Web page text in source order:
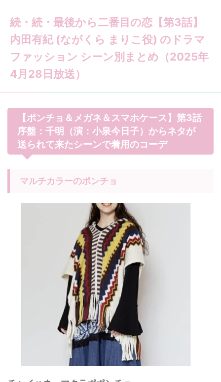
続・続・最後から二番目の恋【第3話】
内田有紀 (ながくら まりこ役) のドラマ
ファッション シーン別まとめ（2025年
4月28日放送）
【ポンチョ＆メガネ＆スマホケース】第3話
序盤：千明（演：小泉今日子）からネタが
送られて来たシーンで着用のコーデ
マルチカラーのポンチョ